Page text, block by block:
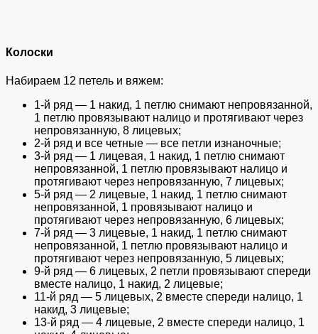
Колоски
Набираем 12 петель и вяжем:
1-й ряд — 1 накид, 1 петлю снимают непровязанной,
1 петлю провязывают налицо и протягивают через
непровязанную, 8 лицевых;
2-й ряд и все четные — все петли изнаночные;
3-й ряд — 1 лицевая, 1 накид, 1 петлю снимают
непровязанной, 1 петлю провязывают налицо и
протягивают через непровязанную, 7 лицевых;
5-й ряд — 2 лицевые, 1 накид, 1 петлю снимают
непровязанной, 1 провязывают налицо и
протягивают через непровязанную, 6 лицевых;
7-й ряд — 3 лицевые, 1 накид, 1 петлю снимают
непровязанной, 1 петлю провязывают налицо и
протягивают через непровязанную, 5 лицевых;
9-й ряд — 6 лицевых, 2 петли провязывают спереди
вместе налицо, 1 накид, 2 лицевые;
11-й ряд — 5 лицевых, 2 вместе спереди налицо, 1
накид, 3 лицевые;
13-й ряд — 4 лицевые, 2 вместе спереди налицо, 1